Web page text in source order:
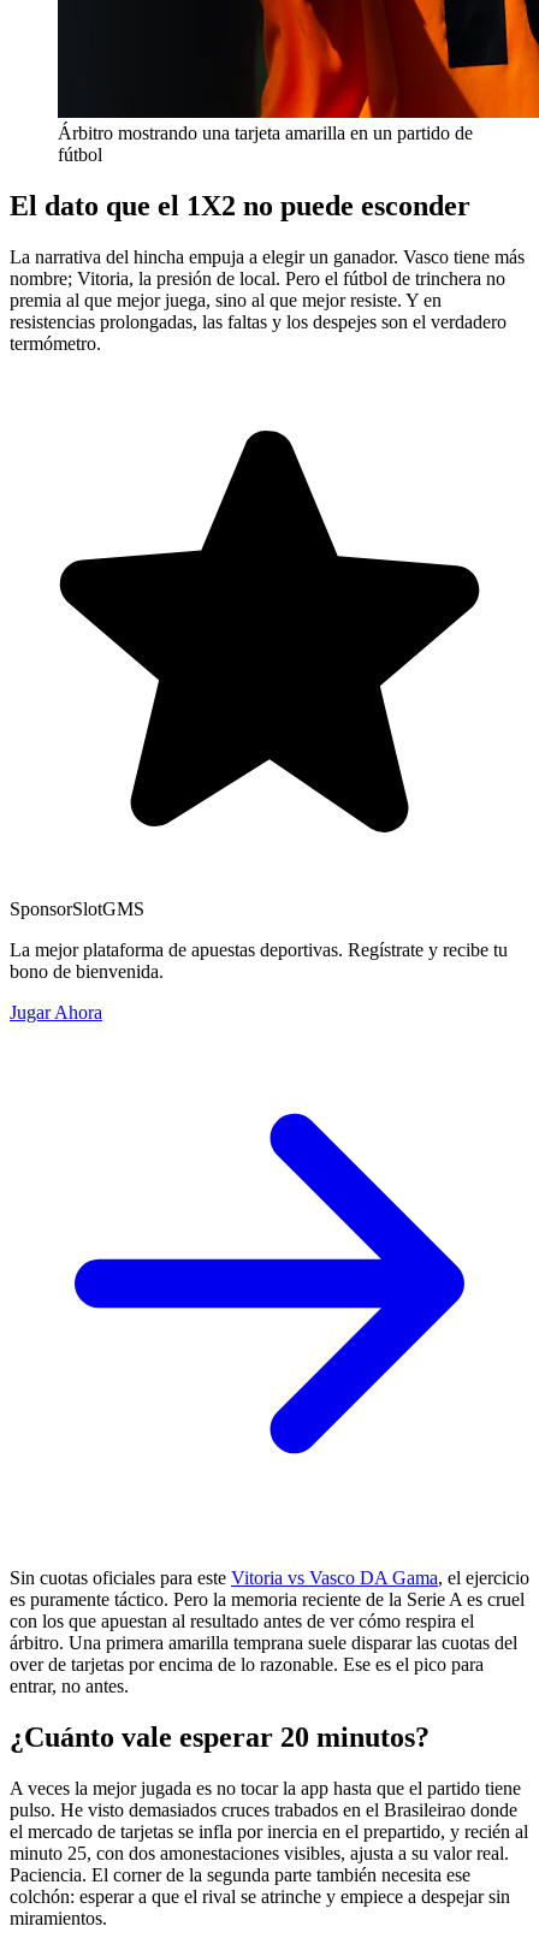
Árbitro mostrando una tarjeta amarilla en un partido de
fútbol
El dato que el 1X2 no puede esconder
La narrativa del hincha empuja a elegir un ganador. Vasco tiene más
nombre; Vitoria, la presión de local. Pero el fútbol de trinchera no
premia al que mejor juega, sino al que mejor resiste. Y en
resistencias prolongadas, las faltas y los despejes son el verdadero
termómetro.
SponsorSlotGMS
La mejor plataforma de apuestas deportivas. Regístrate y recibe tu
bono de bienvenida.
Jugar Ahora
Sin cuotas oficiales para este Vitoria vs Vasco DA Gama, el ejercicio
es puramente táctico. Pero la memoria reciente de la Serie A es cruel
con los que apuestan al resultado antes de ver cómo respira el
árbitro. Una primera amarilla temprana suele disparar las cuotas del
over de tarjetas por encima de lo razonable. Ese es el pico para
entrar, no antes.
¿Cuánto vale esperar 20 minutos?
A veces la mejor jugada es no tocar la app hasta que el partido tiene
pulso. He visto demasiados cruces trabados en el Brasileirao donde
el mercado de tarjetas se infla por inercia en el prepartido, y recién al
minuto 25, con dos amonestaciones visibles, ajusta a su valor real.
Paciencia. El corner de la segunda parte también necesita ese
colchón: esperar a que el rival se atrinche y empiece a despejar sin
miramientos.